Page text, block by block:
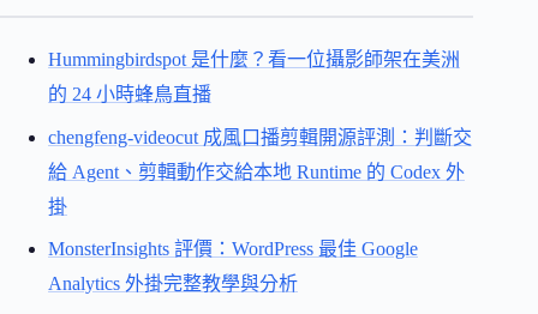
Hummingbirdspot 是什麼？看一位攝影師架在美洲
的 24 小時蜂鳥直播
chengfeng-videocut 成風口播剪輯開源評測：判斷交
給 Agent、剪輯動作交給本地 Runtime 的 Codex 外
掛
MonsterInsights 評價：WordPress 最佳 Google
Analytics 外掛完整教學與分析